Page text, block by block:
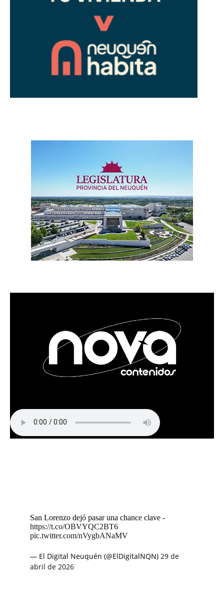
San Lorenzo dejó pasar una chance clave -
https://t.co/OBVYQC2BT6
pic.twitter.com/nVygbANaMV
— El Digital Neuquén (@ElDigitalNQN) 29 de
abril de 2026